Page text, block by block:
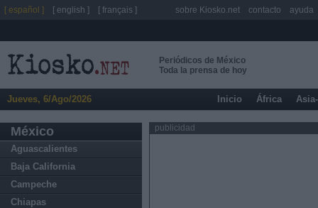
Periódicos de México
Toda la prensa de hoy
Jueves, 6/Ago/2026 Inicio África
México
Aguascalientes
Baja California
Campeche
Chiapas
publicidad
[ español ] [ english ] [ français ] sobre Kiosko.net contacto ayuda